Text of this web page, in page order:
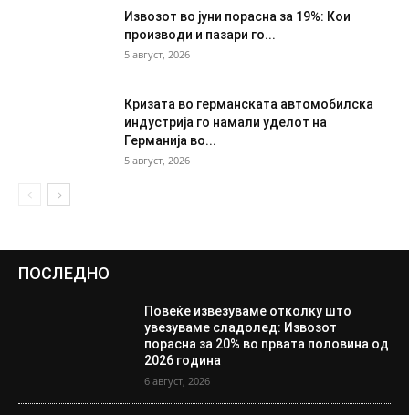
Извозот во јуни порасна за 19%: Кои
производи и пазари го...
5 август, 2026
Кризата во германската автомобилска
индустрија го намали уделот на
Германија во...
5 август, 2026
ПОСЛЕДНО
Повеќе извезуваме отколку што
увезуваме сладолед: Извозот
порасна за 20% во првата половина од
2026 година
6 август, 2026